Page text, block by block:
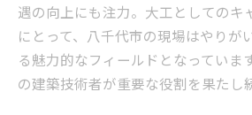
遇の向上にも注力。大工としてのキ
にとって、八千代市の現場はやりが
る魅力的なフィールドとなっていま
の建築技術者が重要な役割を果たし